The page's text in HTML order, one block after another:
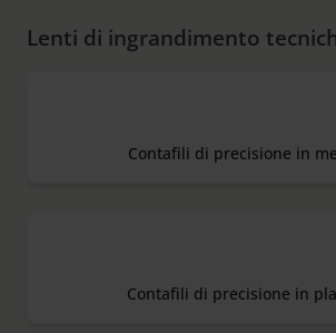
Lenti di ingrandimento
Contafili di precisione in
Contafili di precisione in